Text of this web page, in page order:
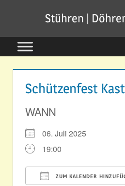
springen
Stühren |
Schützenfest
WANN
06. Juli 2025
19:00
ZUM KALENDER